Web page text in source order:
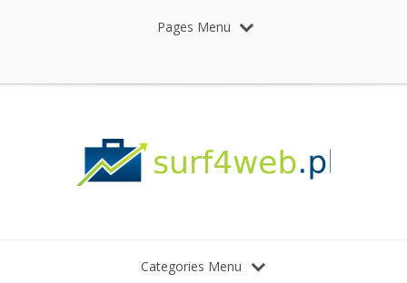
Pages Menu
Categories Menu